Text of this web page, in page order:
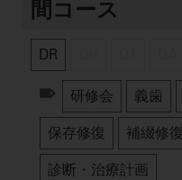
間コース
DR
研修会 義歯
保存修復 補綴修復
診断・治療計画